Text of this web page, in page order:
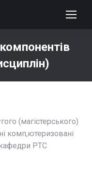
(магістерського)
комп,ютеризовані
РТС